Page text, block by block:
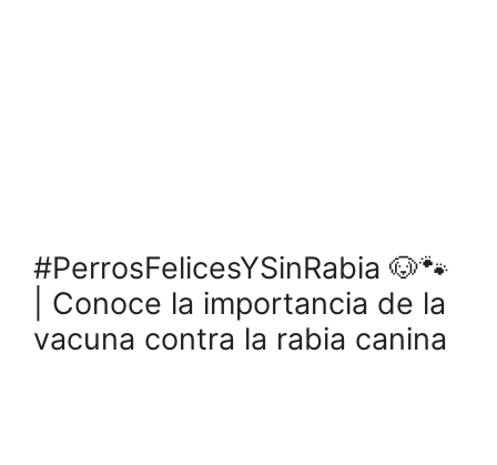
#PerrosFelicesYSinRabia 🐶🐾
| Conoce la importancia de la
vacuna contra la rabia canina